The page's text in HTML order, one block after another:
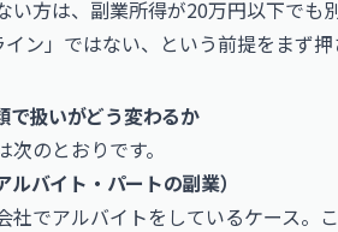
い方は、副業所得が20万円以下でも
ン」ではない、という前提をまず押
で扱いがどう変わるか
のとおりです。
ルバイト・パートの副業）
社でアルバイトをしているケース。